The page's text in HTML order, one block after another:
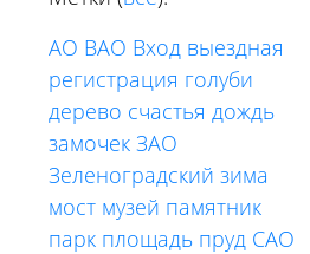
АО ВАО Вход выездная
регистрация голуби
дерево счастья дождь
замочек ЗАО
Зеленоградский зима
мост музей памятник
парк площадь пруд САО